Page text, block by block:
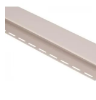
избранное сравнить